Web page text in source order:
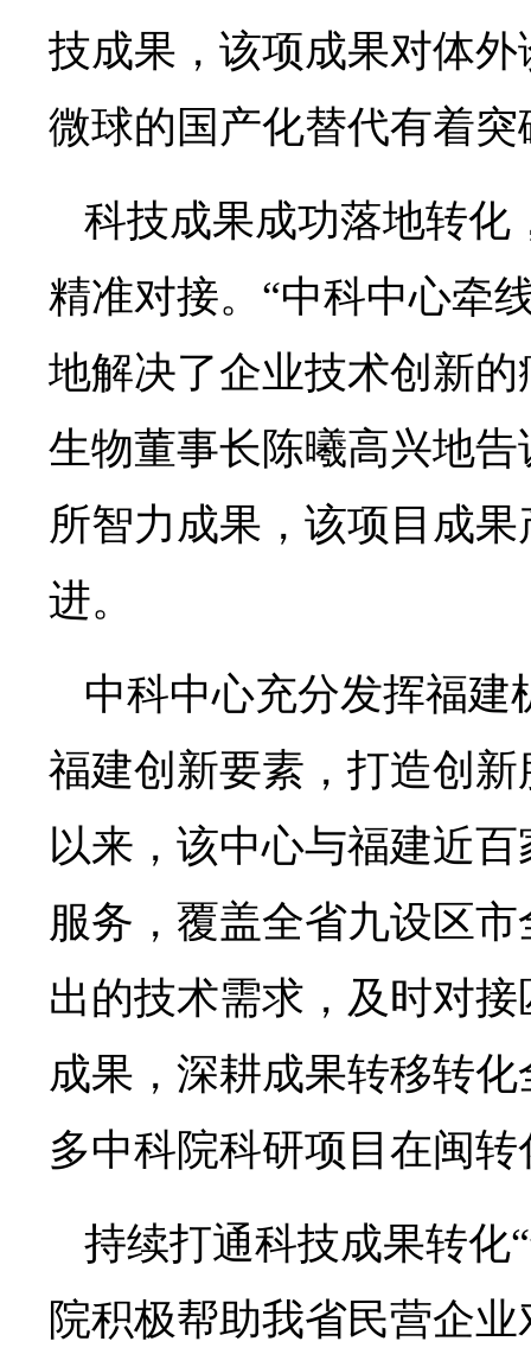
技成果，该项成果对体
微球的国产化替代有着
科技成果成功落地转化
精准对接。“中科中心牵
地解决了企业技术创新
生物董事长陈曦高兴地
所智力成果，该项目成
进。
中科中心充分发挥福建
福建创新要素，打造创
以来，该中心与福建近
服务，覆盖全省九设区
出的技术需求，及时对
成果，深耕成果转移转
多中科院科研项目在闽
持续打通科技成果转化
院积极帮助我省民营企